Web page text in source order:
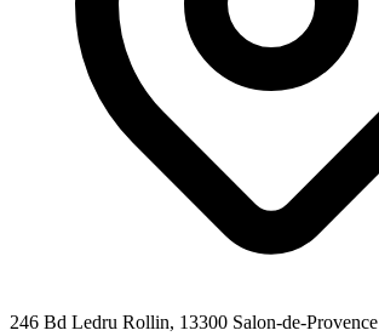
246 Bd Ledru Rollin, 13300 Salon-de-Provence